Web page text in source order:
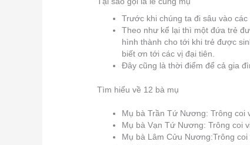
Trước khi chúng ta đi sâu vào
Theo như kể lại thì một đứa trẻ
hình thành cho tới khi trẻ được
biết ơn tới các vị đại tiên.
Đây cũng là thời điểm để cả gia
Tìm hiểu về 12 bà mụ
Mụ bà Trần Tứ Nương: Trông coi
Mụ bà Vạn Tứ Nương: Trông coi
Mụ bà Lâm Cửu Nương:Trông coi